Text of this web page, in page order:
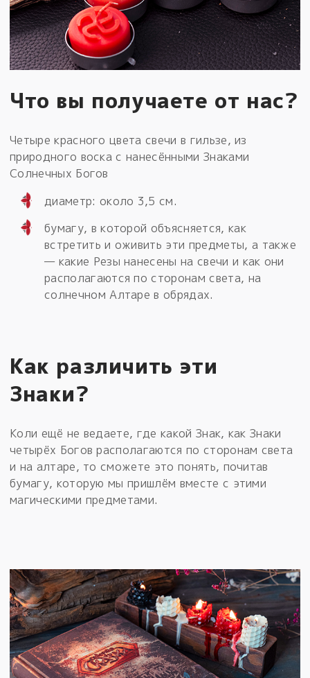
Что вы получаете от нас?
Четыре красного цвета свечи в гильзе, из
природного воска с нанесёнными Знаками
Солнечных Богов
диаметр: около 3,5 см.
бумагу, в которой объясняется, как
встретить и оживить эти предметы, а также
— какие Резы нанесены на свечи и как они
располагаются по сторонам света, на
солнечном Алтаре в обрядах.
Как различить эти
Знаки?
Коли ещё не ведаете, где какой Знак, как Знаки
четырёх Богов располагаются по сторонам света
и на алтаре, то сможете это понять, почитав
бумагу, которую мы пришлём вместе с этими
магическими предметами.